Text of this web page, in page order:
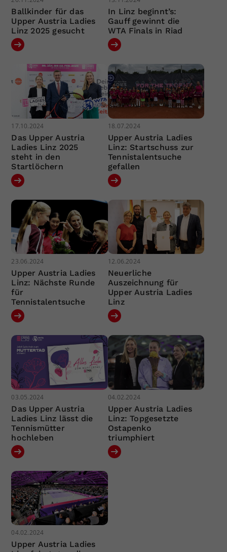
Ballkinder für das
Upper Austria Ladies
Linz 2025 gesucht
In Linz beginnt’s:
Gauff gewinnt die
WTA Finals in Riad
17.10.2024
Das Upper Austria
Ladies Linz 2025
steht in den
Startlöchern
18.07.2024
Upper Austria Ladies
Linz: Startschuss zur
Tennistalentsuche
gefallen
23.06.2024
Upper Austria Ladies
Linz: Nächste Runde
für
Tennistalentsuche
12.06.2024
Neuerliche
Auszeichnung für
Upper Austria Ladies
Linz
03.05.2024
Das Upper Austria
Ladies Linz lässt die
Tennismütter
hochleben
04.02.2024
Upper Austria Ladies
Linz: Topgesetzte
Ostapenko
triumphiert
04.02.2024
Upper Austria Ladies